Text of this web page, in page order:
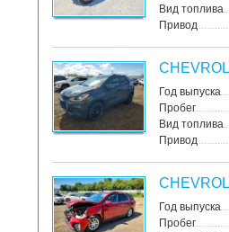
Вид топлива
Привод
Год выпуска
Пробег
Вид топлива
Привод
Год выпуска
Пробег